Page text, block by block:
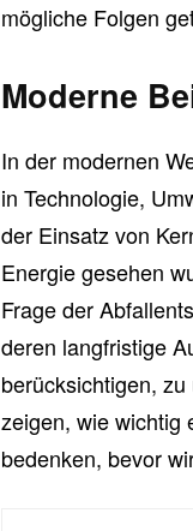
mögliche Folgen
Moderne
In der modernen
in Technologie,
der Einsatz von
Energie gesehen
Frage der
deren langfristige
berücksichtigen,
zeigen, wie wichtig
bedenken, bevor